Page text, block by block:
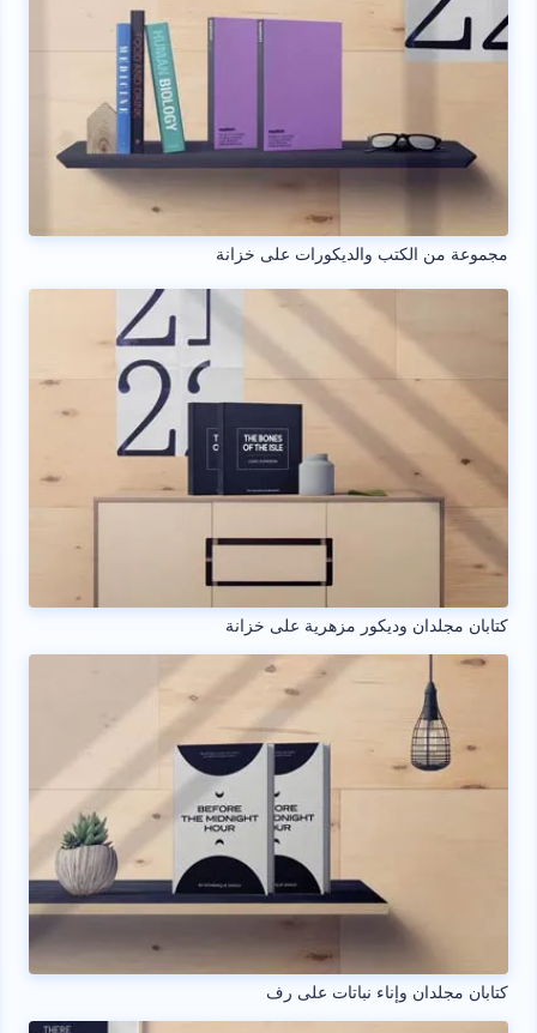
مجموعة من الكتب والديكورات على خزانة
كتابان مجلدان وديكور مزهرية على خزانة
كتابان مجلدان وإناء نباتات على رف